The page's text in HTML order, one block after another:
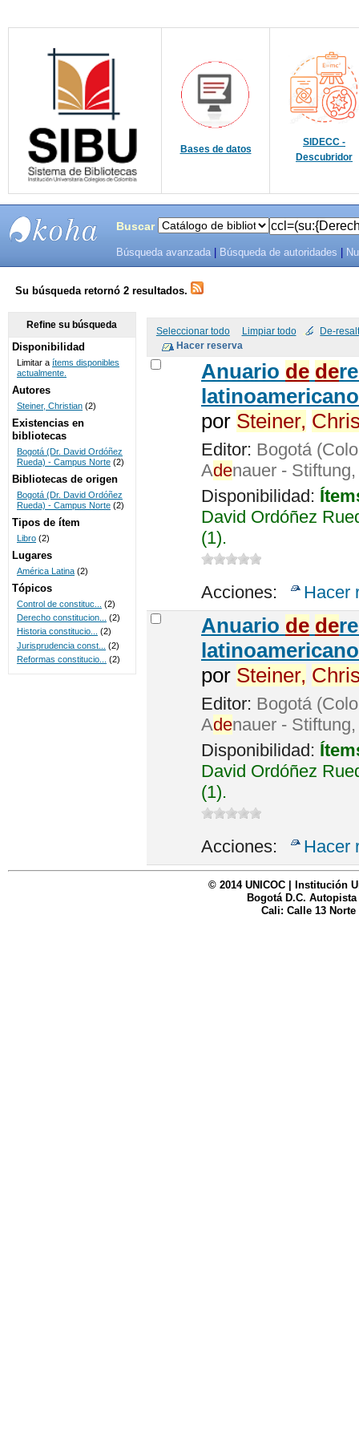
Bases de datos
SIDECC -
Descubridor
SISTEMAS
DE
BIBLIOTECAS
UNICOC
Buscar
Búsqueda avanzada Búsqueda de autoridades
Su búsqueda retornó 2 resultados.
Seleccionar todo Limpiar todo De-
Anuario de de
por Steiner,
Editor: Bogotá
Adenauer -
Disponibilidad:
David Ordóñez
(1).
Acciones: Hacer
Anuario de de
por Steiner,
Editor: Bogotá
Adenauer -
Disponibilidad:
David Ordóñez
(1).
Acciones: Hacer
Refine su búsqueda
Disponibilidad
Limitar a ítems disponibles
actualmente.
Autores
Steiner, Christian (2)
Existencias en
bibliotecas
Bogotá (Dr. David Ordóñez
Rueda) - Campus Norte (2)
Bibliotecas de origen
Bogotá (Dr. David Ordóñez
Rueda) - Campus Norte (2)
Tipos de ítem
Libro (2)
Lugares
América Latina (2)
Tópicos
Control de constituc...
(2)
Derecho constitucion...
(2)
Historia constitucio... (2)
Jurisprudencia const...
(2)
Reformas constitucio...
(2)
© 2014 UNICOC | Institución
Bogotá D.C. Autopista
Cali: Calle 13 Norte